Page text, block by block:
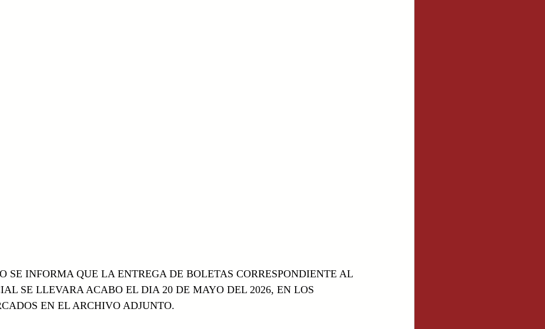
SE INFORMA QUE LA ENTREGA DE BOLETAS CORRESPONDIENTE AL
SE LLEVARA ACABO EL DIA 20 DE MAYO DEL 2026, EN LOS
EN EL ARCHIVO ADJUNTO.